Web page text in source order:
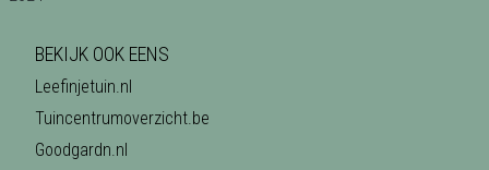
BEKIJK OOK EENS
Leefinjetuin.nl
Tuincentrumoverzicht.be
Goodgardn.nl